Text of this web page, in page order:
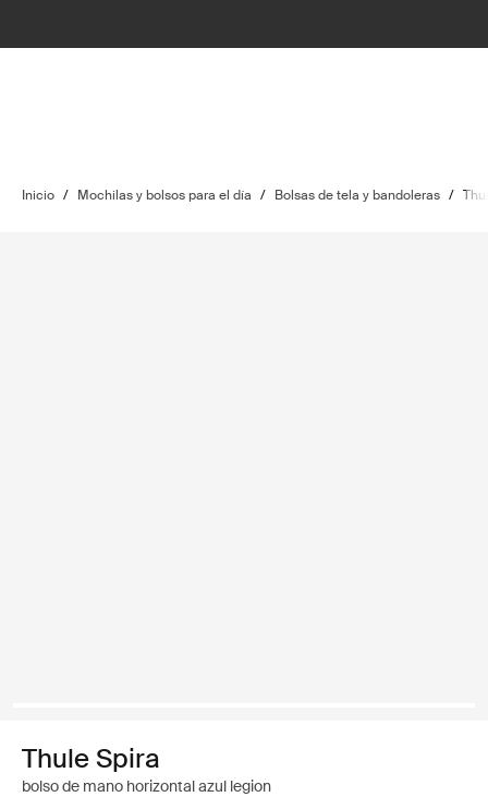
Inicio / Mochilas y bolsos para el día / Bolsas de tela y bandoleras /
Thule Spira
bolso de mano horizontal azul legion